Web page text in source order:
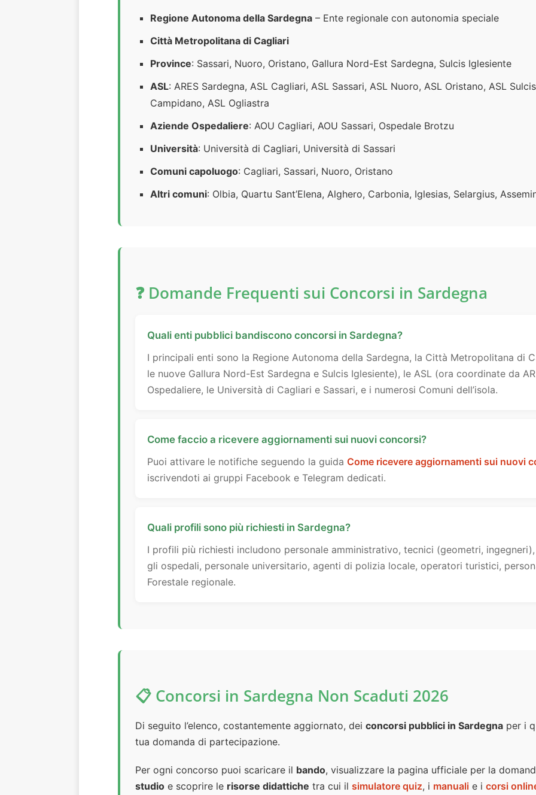
Regione Autonoma della Sardegna – Ente regionale con autonomia speciale
Città Metropolitana di Cagliari
Province: Sassari, Nuoro, Oristano, Gallura Nord-Est Sardegna, Sulcis Iglesiente
ASL: ARES Sardegna, ASL Cagliari, ASL Sassari, ASL Nuoro, ASL Oristano, ASL
Campidano, ASL Ogliastra
Aziende Ospedaliere: AOU Cagliari, AOU Sassari, Ospedale Brotzu
Università: Università di Cagliari, Università di Sassari
Comuni capoluogo: Cagliari, Sassari, Nuoro, Oristano
Altri comuni: Olbia, Quartu Sant’Elena, Alghero, Carbonia, Iglesias, Selargius,
❓ Domande Frequenti sui Concorsi in Sardegna
Quali enti pubblici bandiscono concorsi in Sardegna?
I principali enti sono la Regione Autonoma della Sardegna, la Città Metropolitana di
le nuove Gallura Nord-Est Sardegna e Sulcis Iglesiente), le ASL (ora coordinate da
Ospedaliere, le Università di Cagliari e Sassari, e i numerosi Comuni dell’isola.
Come faccio a ricevere aggiornamenti sui nuovi concorsi?
Puoi attivare le notifiche seguendo la guida Come ricevere aggiornamenti sui nuovi
iscrivendoti ai gruppi Facebook e Telegram dedicati.
Quali profili sono più richiesti in Sardegna?
I profili più richiesti includono personale amministrativo, tecnici (geometri,
gli ospedali, personale universitario, agenti di polizia locale, operatori turistici,
Forestale regionale.
📋 Concorsi in Sardegna Non Scaduti 2026
Di seguito l’elenco, costantemente aggiornato, dei concorsi pubblici in Sardegna per i
tua domanda di partecipazione.
Per ogni concorso puoi scaricare il bando, visualizzare la pagina ufficiale per la
studio e scoprire le risorse didattiche tra cui il simulatore quiz, i manuali e i corsi